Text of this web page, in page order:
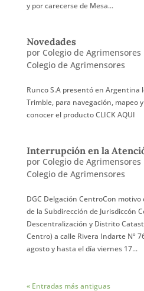
y por carecerse de Mesa...
Novedades
por Colegio de Agrimensores
Colegio de Agrimensores
Runco S.A presentó en Argentina
Trimble, para navegación, mapeo
conocer el producto CLICK AQUI
Interrupción en la
por Colegio de Agrimensores
Colegio de Agrimensores
DGC Delgación CentroCon
de la Subdirección de Jurisdiccón
Descentralización y Distrito
Centro) a calle Rivera Indarte Nº
agosto y hasta el día viernes 17...
« Entradas más antiguas